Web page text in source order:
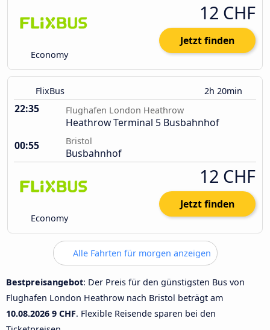
Economy
12 CHF
Jetzt finden
FlixBus 2h 20min
22:35 Flughafen London Heathrow
Heathrow Terminal 5 Busbahnhof
00:55
Bristol
Busbahnhof
Economy
12 CHF
Jetzt finden
Alle Fahrten für morgen anzeigen
Bestpreisangebot: Der Preis für den günstigsten Bus von
Flughafen London Heathrow nach Bristol beträgt am
10.08.2026 9 CHF. Flexible Reisende sparen bei den